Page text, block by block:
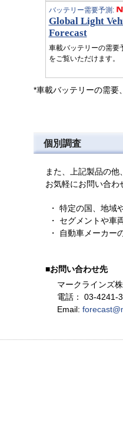
バッテリー需要予測:
Global Light
Forecast
車載バッテリーの需要
をご覧いただけます。
*車載バッテリーの需要
個別調査
また、上記製品の
お気軽にお問い合わ
特定の国、地域
セグメントや車
自動車メーカー
■お問い合わせ先
マークラインズ
電話： 03-4241-
Email: